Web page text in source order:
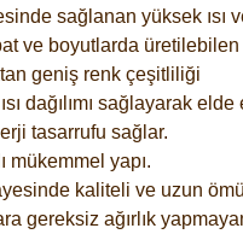
sağlanan yüksek ısı
ve boyutlarda
geniş renk çeşitliliği
dağılımı sağlayarak
tasarrufu sağlar.
mükemmel yapı.
kaliteli ve uzun
gereksiz ağırlık